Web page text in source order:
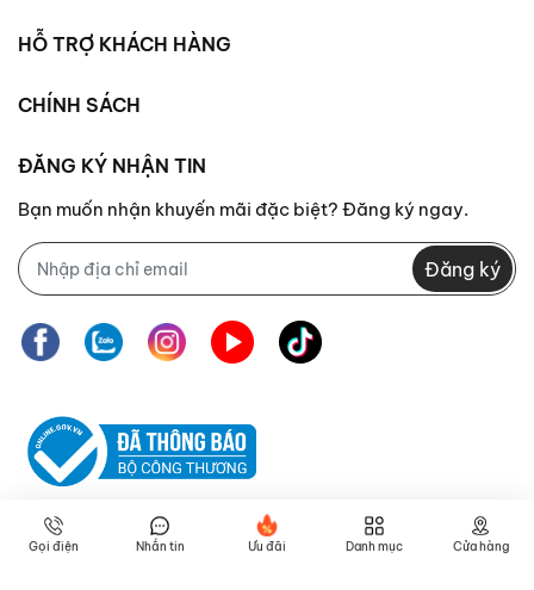
HỖ TRỢ KHÁCH HÀNG
CHÍNH SÁCH
ĐĂNG KÝ NHẬN TIN
Bạn muốn nhận khuyến mãi đặc biệt? Đăng ký ngay.
Đăng ký
Gọi điện Nhắn tin Ưu đãi Danh mục Cửa hàng